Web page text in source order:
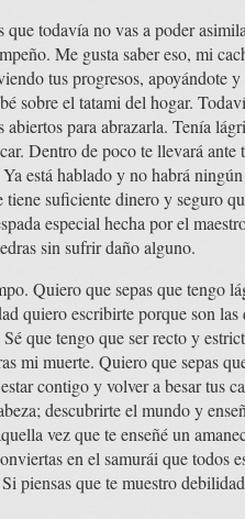
que todavía no vas a poder
Me gusta saber eso, mi
tus progresos, apoyándote
sobre el tatami del hogar.
para abrazarla. Tenía
Dentro de poco te llevará ante
está hablado y no habrá
suficiente dinero y seguro
especial hecha por el
sin sufrir daño alguno.
Quiero que sepas que tengo
quiero escribirte porque son
que tengo que ser recto y
mi muerte. Quiero que sepas
contigo y volver a besar tus
descubrirte el mundo y
vez que te enseñé un
en el samurái que todos
piensas que te muestro